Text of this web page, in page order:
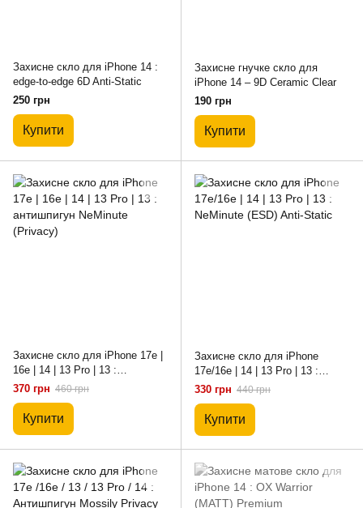
Захисне скло для iPhone 14 :
edge-to-edge 6D Anti-Static
250 грн
Купити
Захисне гнучке скло для
iPhone 14 – 9D Ceramic Clear
190 грн
Купити
Захисне скло для iPhone 17e |
16e | 14 | 13 Pro | 13 :
антишпигун NeMinute (Privacy)
370 грн 460 грн
Купити
Захисне скло для iPhone
17e/16e | 14 | 13 Pro | 13 :
NeMinute (ESD) Anti-Static
330 грн 440 грн
Купити